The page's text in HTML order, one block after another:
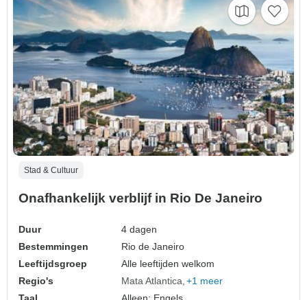
Stad & Cultuur
Onafhankelijk verblijf in Rio De Janeiro
Duur
4 dagen
Bestemmingen
Rio de Janeiro
Leeftijdsgroep
Alle leeftijden welkom
Regio's
Mata Atlantica +1 meer